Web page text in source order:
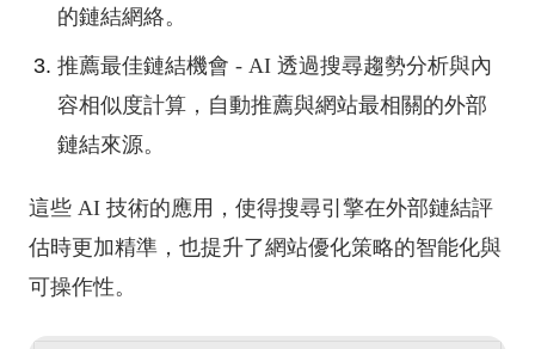
的鏈結網絡。
推薦最佳鏈結機會 - AI 透過搜尋趨勢分析與內
容相似度計算，自動推薦與網站最相關的外部
鏈結來源。
這些 AI 技術的應用，使得搜尋引擎在外部鏈結評
估時更加精準，也提升了網站優化策略的智能化與
可操作性。